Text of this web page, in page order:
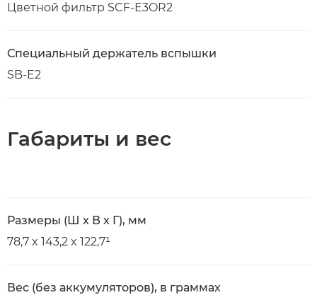
Цветной фильтр SCF-E3OR2
Специальный держатель вспышки
SB-E2
Габариты и вес
Размеры (Ш x В x Г), мм
78,7 x 143,2 x 122,7¹
Вес (без аккумуляторов), в граммах